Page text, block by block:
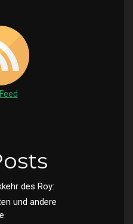
des Roy:
und andere